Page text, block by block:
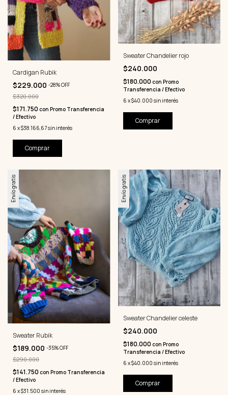
Cardigan Rubik
$229.000 -28%OFF
$320.000
$171.750 con Promo Transferencia
/ Efectivo
6 x$38.166,67sin interés
Comprar
Sweater Chandelier rojo
$240.000
$180.000 con Promo
Transferencia / Efectivo
6 x$40.000 sin interés
Comprar
Envío gratis
Sweater Rubik
$189.000 -35%OFF
$290.000
$141.750 con Promo Transferencia
/ Efectivo
6 x$31.500 sin interés
Envío gratis
Sweater Chandelier celeste
$240.000
$180.000 con Promo
Transferencia / Efectivo
6 x$40.000 sin interés
Comprar